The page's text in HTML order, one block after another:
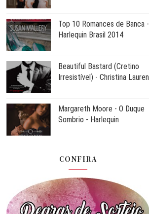
Top 10 Romances de Banca -
Harlequin Brasil 2014
Beautiful Bastard (Cretino
Irresistível) - Christina Lauren
Margareth Moore - O Duque
Sombrio - Harlequin
CONFIRA